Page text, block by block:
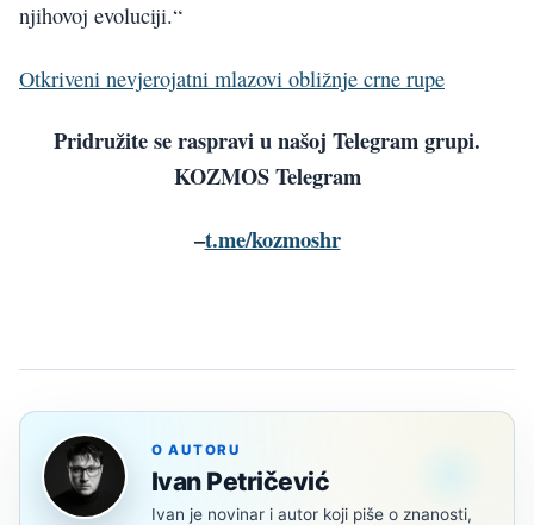
njihovoj evoluciji.“
Otkriveni nevjerojatni mlazovi obližnje crne rupe
Pridružite se raspravi u našoj Telegram grupi.
KOZMOS Telegram
–t.me/kozmoshr
O AUTORU
Ivan Petričević
Ivan je novinar i autor koji piše o znanosti,